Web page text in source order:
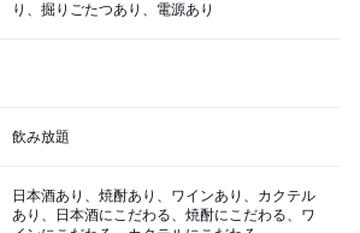
り、掘りごたつあり、電源あり
飲み放題
日本酒あり、焼酎あり、ワインあり、カクテル
あり、日本酒にこだわる、焼酎にこだわる、ワ